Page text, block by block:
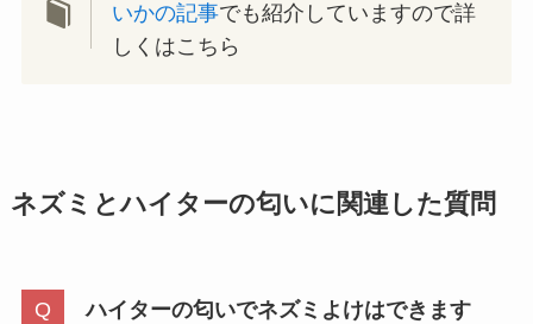
いかの記事でも紹介していますので詳
しくはこちら
ネズミとハイターの匂いに関連した質問
ハイターの匂いでネズミよけはできます